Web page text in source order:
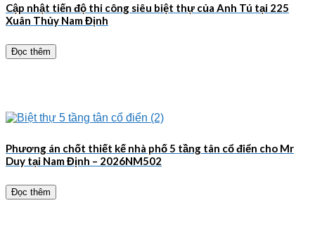
Cập nhật tiến độ thi công siêu biệt thự của Anh Tú tại 225
Xuân Thủy Nam Định
Đọc thêm
Phương án chốt thiết kế nhà phố 5 tầng tân cổ điển cho Mr
Duy tại Nam Định – 2026NM502
Đọc thêm